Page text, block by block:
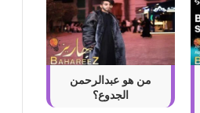
من هو عبدالرحمن
الجدوع؟